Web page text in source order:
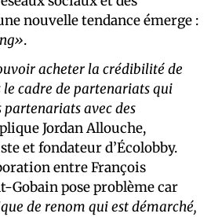
nouvelle tendance émerge :
.
acheter la crédibilité de
le cadre de partenariats qui
partenariats avec des
Jordan Allouche,
et fondateur d’Écolobby.
entre François
Gobain pose problème car
de renom qui est démarché,